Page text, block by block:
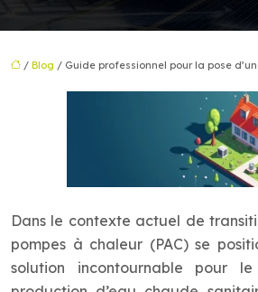
/ Blog / Guide professionnel pour la pose
Dans le contexte actuel de
pompes à chaleur (PAC) se
solution incontournable pour